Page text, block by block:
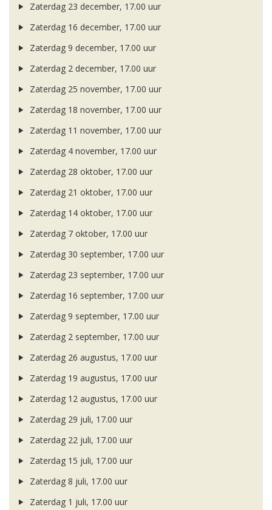
Zaterdag 23 december, 17.00 uur
Zaterdag 16 december, 17.00 uur
Zaterdag 9 december, 17.00 uur
Zaterdag 2 december, 17.00 uur
Zaterdag 25 november, 17.00 uur
Zaterdag 18 november, 17.00 uur
Zaterdag 11 november, 17.00 uur
Zaterdag 4 november, 17.00 uur
Zaterdag 28 oktober, 17.00 uur
Zaterdag 21 oktober, 17.00 uur
Zaterdag 14 oktober, 17.00 uur
Zaterdag 7 oktober, 17.00 uur
Zaterdag 30 september, 17.00 uur
Zaterdag 23 september, 17.00 uur
Zaterdag 16 september, 17.00 uur
Zaterdag 9 september, 17.00 uur
Zaterdag 2 september, 17.00 uur
Zaterdag 26 augustus, 17.00 uur
Zaterdag 19 augustus, 17.00 uur
Zaterdag 12 augustus, 17.00 uur
Zaterdag 29 juli, 17.00 uur
Zaterdag 22 juli, 17.00 uur
Zaterdag 15 juli, 17.00 uur
Zaterdag 8 juli, 17.00 uur
Zaterdag 1 juli, 17.00 uur